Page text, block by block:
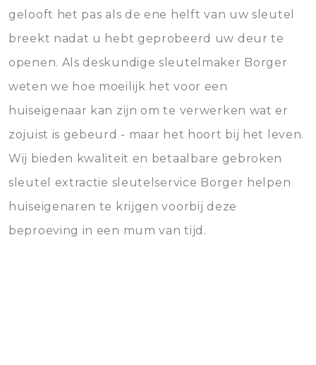
gelooft het pas als de ene helft van uw sleutel
breekt nadat u hebt geprobeerd uw deur te
openen. Als deskundige sleutelmaker Borger
weten we hoe moeilijk het voor een
huiseigenaar kan zijn om te verwerken wat er
zojuist is gebeurd - maar het hoort bij het leven.
Wij bieden kwaliteit en betaalbare gebroken
sleutel extractie sleutelservice Borger helpen
huiseigenaren te krijgen voorbij deze
beproeving in een mum van tijd.